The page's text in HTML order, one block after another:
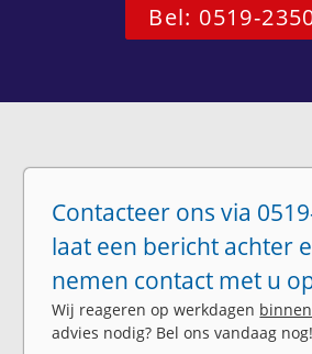
Bel: 0519-
Contacteer ons via
laat een bericht achter
nemen contact met u
Wij reageren op werkdagen
advies nodig? Bel ons vandaag nog!